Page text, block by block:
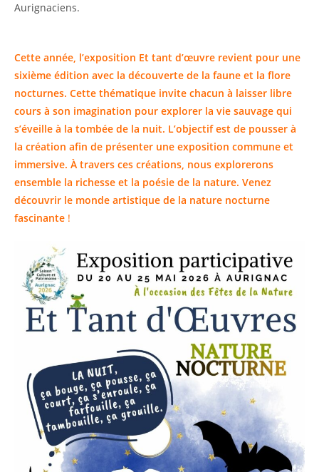
Aurignaciens.
Cette année, l’exposition Et tant d’œuvre revient pour une
sixième édition avec la découverte de la faune et la flore
nocturnes. Cette thématique invite chacun à laisser libre
cours à son imagination pour explorer la vie sauvage qui
s’éveille à la tombée de la nuit. L’objectif est de pousser à
la création afin de présenter une exposition commune et
immersive. À travers ces créations, nous explorerons
ensemble la richesse et la poésie de la nature. Venez
découvrir le monde artistique de la nature nocturne
fascinante !